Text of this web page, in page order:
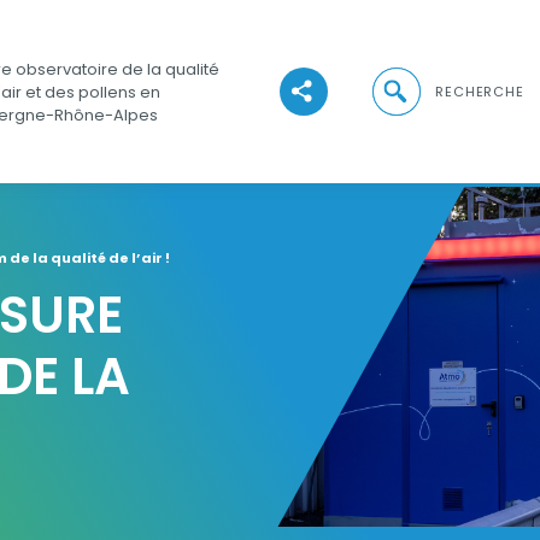
observatoire de la qualité
et des pollens en
Rhône-Alpes
Voir les réseaux sociaux
Ouvrir laRECHERCHE
de la qualité de l’air !
LA